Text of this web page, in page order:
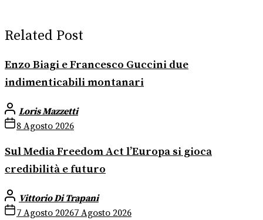
Related Post
Enzo Biagi e Francesco Guccini due
indimenticabili montanari
Loris Mazzetti
8 Agosto 2026
Sul Media Freedom Act l’Europa si gioca
credibilità e futuro
Vittorio Di Trapani
7 Agosto 20267 Agosto 2026